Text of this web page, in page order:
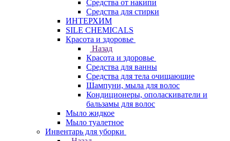
Средства от накипи
Средства для стирки
ИНТЕРХИМ
SILE CHEMICALS
Красота и здоровье
Назад
Красота и здоровье
Средства для ванны
Средства для тела очищающие
Шампуни, мыла для волос
Кондиционеры, ополаскиватели и
бальзамы для волос
Мыло жидкое
Мыло туалетное
Инвентарь для уборки